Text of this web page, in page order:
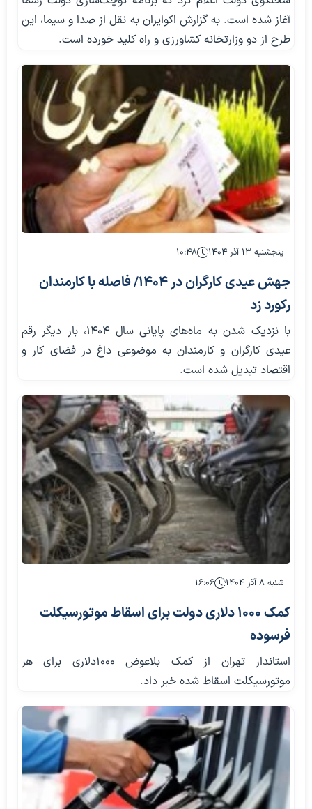
آغاز شده است. به گزارش اکوایران به نقل از صدا و سیما، این
طرح از دو وزارتخانه کشاورزی و راه کلید خورده است.
پنجشنبه ۱۳ آذر ۱۴۰۴ ۱۰:۴۸
جهش عیدی کارگران در ۱۴۰۴/ فاصله با کارمندان
رکورد زد
با نزدیک شدن به ماه‌های پایانی سال ۱۴۰۴، بار دیگر رقم
عیدی کارگران و کارمندان به موضوعی داغ در فضای کار و
اقتصاد تبدیل شده است.
شنبه ۸ آذر ۱۴۰۴ ۱۶:۰۶
کمک ۱۰۰۰ دلاری دولت برای اسقاط موتورسیکلت
فرسوده
استاندار تهران از کمک بلاعوض ۱۰۰۰دلاری برای هر
موتورسیکلت اسقاط شده خبر داد.